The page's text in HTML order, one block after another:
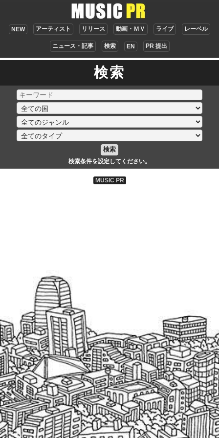
NEW アーティスト リリース 動画・ＭＶ ライブ レーベル
ニュース・記事 検索 EN PR 提出
検索
検索
検索条件を設定してください。
MUSIC PR